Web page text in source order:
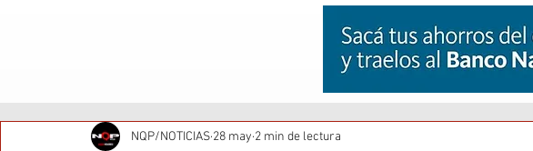
NQP/NOTICIAS 28 may 2 min de lectura